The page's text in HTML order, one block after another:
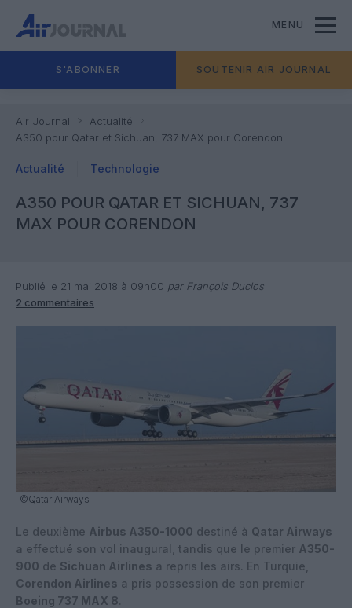
MENU
S'ABONNER SOUTENIR AIR JOURNAL
Air Journal
Actualité
A350 pour Qatar et Sichuan, 737 MAX pour Corendon
Actualité Technologie
A350 POUR QATAR ET SICHUAN, 737
MAX POUR CORENDON
Publié le 21 mai 2018 à 09h00 par François Duclos
2 commentaires
©Qatar Airways
Le deuxième Airbus A350-1000 destiné à Qatar Airways
a effectué son vol inaugural, tandis que le premier A350-
900 de Sichuan Airlines a repris les airs. En Turquie,
Corendon Airlines a pris possession de son premier
Boeing 737 MAX 8.